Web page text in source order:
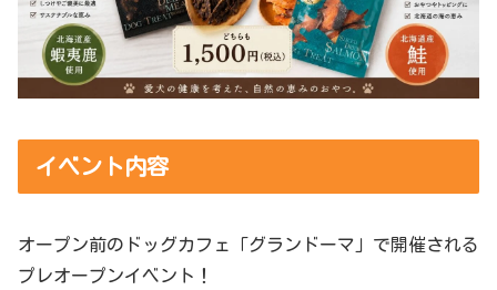
イベント内容
オープン前のドッグカフェ「グランドーマ」で開催される
プレオープンイベント！